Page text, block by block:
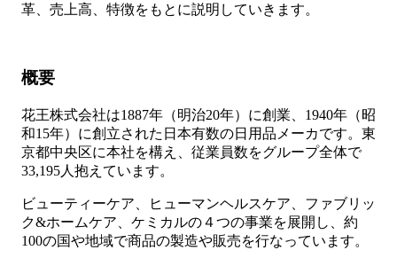
革、売上高、特徴をもとに説明していきます。
概要
花王株式会社は1887年（明治20年）に創業、1940年（昭
和15年）に創立された日本有数の日用品メーカです。東
京都中央区に本社を構え、従業員数をグループ全体で
33,195人抱えています。
ビューティーケア、ヒューマンヘルスケア、ファブリッ
ク&ホームケア、ケミカルの４つの事業を展開し、約
100の国や地域で商品の製造や販売を行なっています。